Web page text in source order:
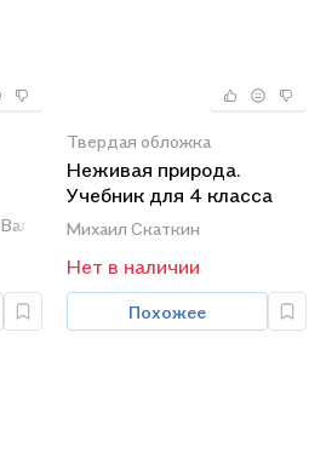
Валерий Клоков, Лора Краснова
Твердая обложка
Неживая природа.
Учебник для 4 класса
начальной школы
Михаил Скаткин
Нет в наличии
Похожее